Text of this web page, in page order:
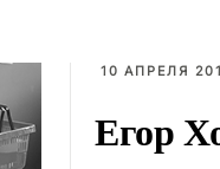
10 АПРЕЛЯ
Егор